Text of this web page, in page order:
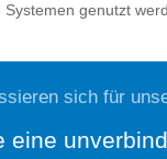
genutzt
sich für
eine